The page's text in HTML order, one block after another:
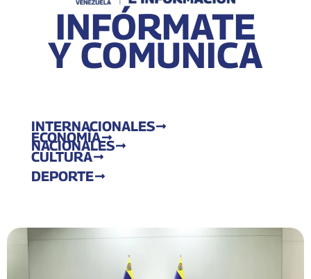
INTERNACIONALES
NACIONALES
INFÓRMATE
Y COMUNICA
ECONOMÍA
CULTURA
DEPORTE